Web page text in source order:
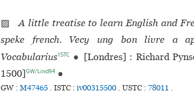
▨A little treatise to learn English and
speke french. Vecy ung bon livre a
VocabulariusISTC ● [Londres] : Richard
1500] GW/Lind94 ●
GW : M47465 . ISTC : iv00315500 . USTC : 78011 .